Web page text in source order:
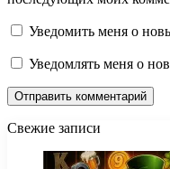
Уведомить меня о
Уведомлять меня о
Свежие записи